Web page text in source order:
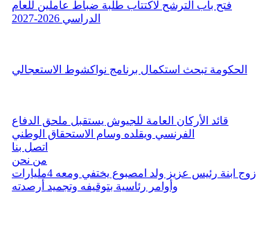
فتح باب الترشح لاكتتاب طلبة ضباط عاملين للعام
الدراسي 2026-2027
الحكومة تبحث استكمال برنامج نواكشوط الاستعجالي
قائد الأركان العامة للجيوش يستقبل ملحق الدفاع
الفرنسي ويقلده وسام الاستحقاق الوطني
اتصل بنا
من نحن
زوج ابنة رئيس عزيز ولد امصبوع يختفي ومعه 4مليارات
وأوامر رئاسية بتوقيفه وتجميد أرصدته